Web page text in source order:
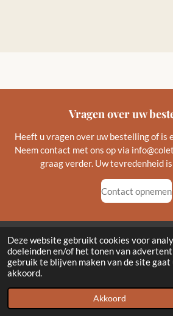
Deze website gebruikt cookies voor
doeleinden en/of het tonen van
gebruik te blijven maken van de site gaat
akkoord.
Akkoord
Vragen over uw
Heeft u vragen over uw bestelling of is
Neem contact met ons op via
graag verder. Uw tevredenheid
Contact opnemen
© 2021 Colette's
E-mailadres